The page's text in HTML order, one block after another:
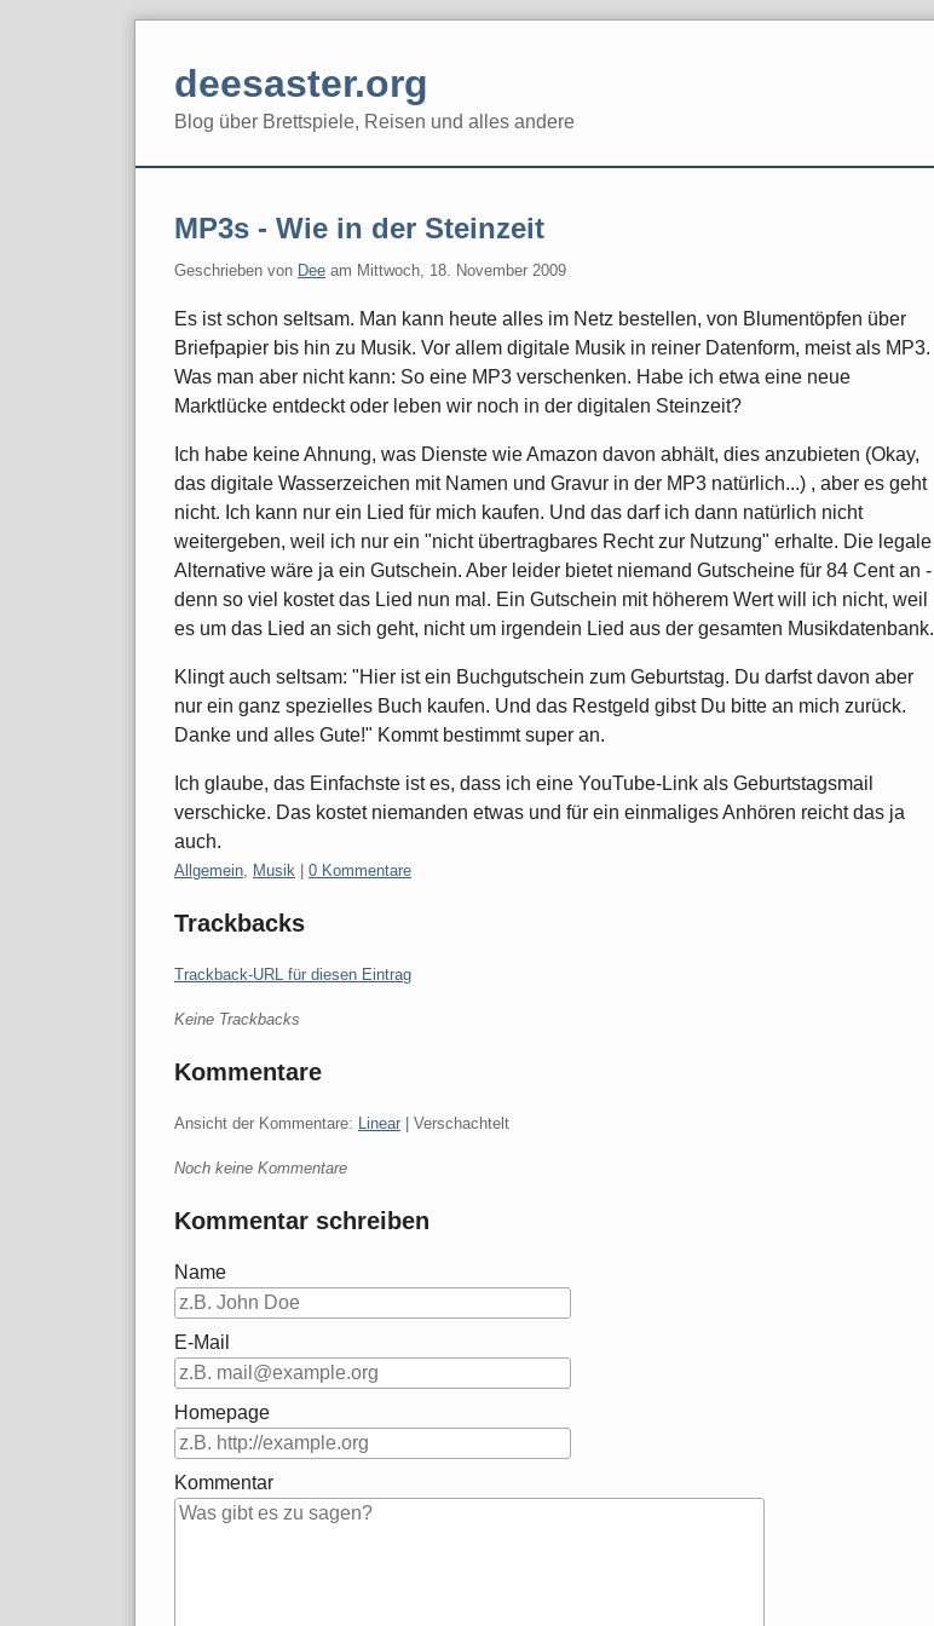
deesaster.org
Blog über Brettspiele, Reisen und alles andere
MP3s - Wie in der Steinzeit
Geschrieben von Dee am Mittwoch, 18. November 2009
Es ist schon seltsam. Man kann heute alles im Netz bestellen, von Blumentöpfen über
Briefpapier bis hin zu Musik. Vor allem digitale Musik in reiner Datenform, meist als MP3.
Was man aber nicht kann: So eine MP3 verschenken. Habe ich etwa eine neue
Marktlücke entdeckt oder leben wir noch in der digitalen Steinzeit?
Ich habe keine Ahnung, was Dienste wie Amazon davon abhält, dies anzubieten (Okay,
das digitale Wasserzeichen mit Namen und Gravur in der MP3 natürlich...) , aber es geht
nicht. Ich kann nur ein Lied für mich kaufen. Und das darf ich dann natürlich nicht
weitergeben, weil ich nur ein "nicht übertragbares Recht zur Nutzung" erhalte. Die legale
Alternative wäre ja ein Gutschein. Aber leider bietet niemand Gutscheine für 84 Cent an -
denn so viel kostet das Lied nun mal. Ein Gutschein mit höherem Wert will ich nicht, weil
es um das Lied an sich geht, nicht um irgendein Lied aus der gesamten Musikdatenbank.
Klingt auch seltsam: "Hier ist ein Buchgutschein zum Geburtstag. Du darfst davon aber
nur ein ganz spezielles Buch kaufen. Und das Restgeld gibst Du bitte an mich zurück.
Danke und alles Gute!" Kommt bestimmt super an.
Ich glaube, das Einfachste ist es, dass ich eine YouTube-Link als Geburtstagsmail
verschicke. Das kostet niemanden etwas und für ein einmaliges Anhören reicht das ja
auch.
Kategorien:
Allgemein Musik | 0 Kommentare
Trackbacks
Trackback-URL für diesen Eintrag
Keine Trackbacks
Kommentare
Ansicht der Kommentare: Linear | Verschachtelt
Noch keine Kommentare
Kommentar schreiben
Name
E-Mail
Homepage
Kommentar